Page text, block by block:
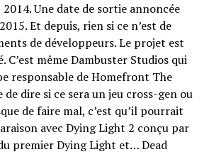
2014. Une date de sortie annoncée
Et depuis, rien si ce n’est de
de développeurs. Le projet est
C’est même Dambuster Studios qui
responsable de Homefront The
dire si ce sera un jeu cross-gen ou
de faire mal, c’est qu’il pourrait
avec Dying Light 2 conçu par
premier Dying Light et… Dead